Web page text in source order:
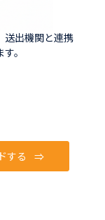
送出機関と連携
。
する